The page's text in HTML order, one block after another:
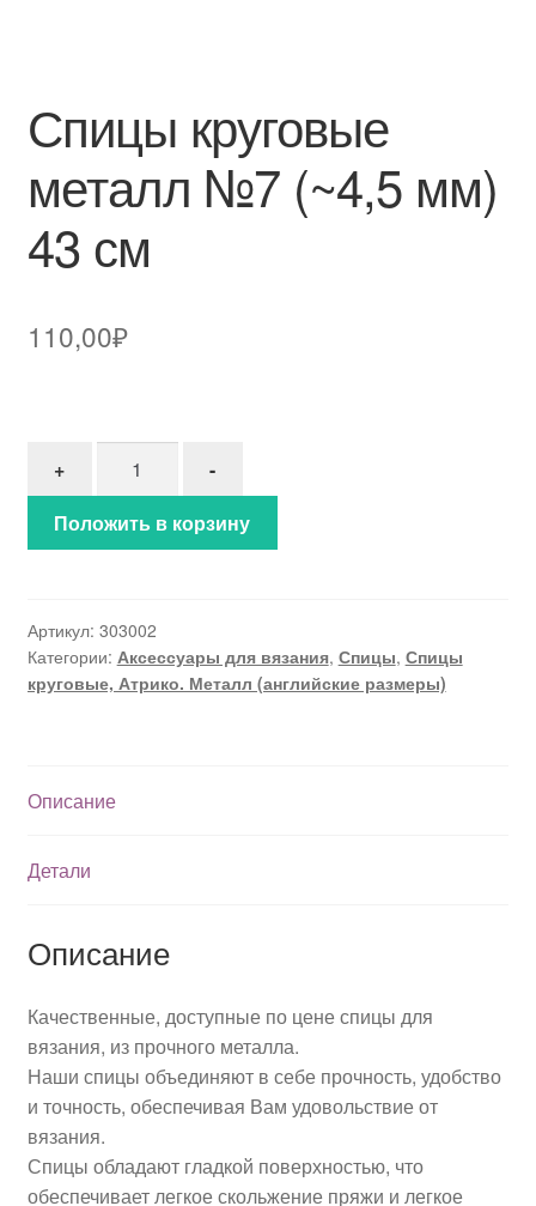
Спицы круговые
металл №7 (~4,5 мм)
43 см
110,00₽
+
-
Положить в корзину
Артикул: 303002
Категории: Аксессуары для вязания, Спицы, Спицы
круговые, Атрико. Металл (английские размеры)
Описание
Детали
Описание
Качественные, доступные по цене спицы для
вязания, из прочного металла.
Наши спицы объединяют в себе прочность, удобство
и точность, обеспечивая Вам удовольствие от
вязания.
Спицы обладают гладкой поверхностью, что
обеспечивает легкое скольжение пряжи и легкое